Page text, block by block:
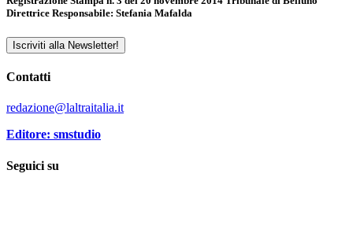
Direttrice Responsabile: Stefania Mafalda
Iscriviti alla Newsletter!
Contatti
redazione@laltraitalia.it
Editore: smstudio
Seguici su